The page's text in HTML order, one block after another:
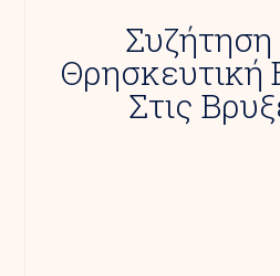
Συζήτηση
Θρησκευτική
Στις